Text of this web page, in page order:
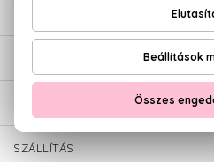
LEÍRÁS
SZÁLLÍTÁS